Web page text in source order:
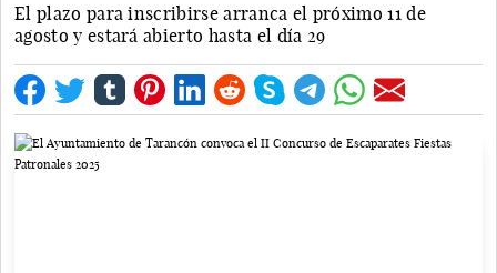
El plazo para inscribirse arranca el próximo 11 de
agosto y estará abierto hasta el día 29